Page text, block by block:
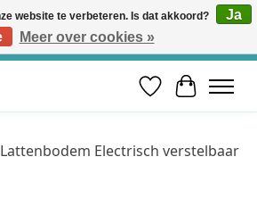
in huis* | Gratis verzending vanaf €50 | Professioneel slaapadvies
Verlanglijst
Electrisch verstelbaar
website te verbeteren. Is dat akkoord?
Ja
Meer over cookies »